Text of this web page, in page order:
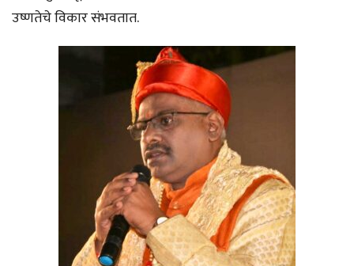
उष्णतेचे विकार संभवतात.